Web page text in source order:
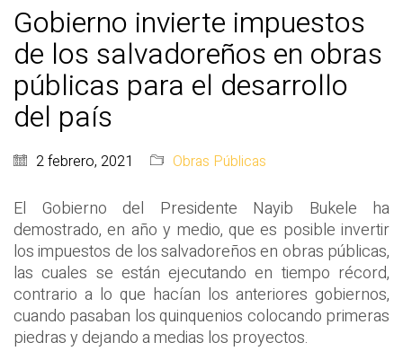
Gobierno invierte impuestos
de los salvadoreños en obras
públicas para el desarrollo
del país
2 febrero, 2021 Obras Públicas
El Gobierno del Presidente Nayib Bukele ha
demostrado, en año y medio, que es posible invertir
los impuestos de los salvadoreños en obras públicas,
las cuales se están ejecutando en tiempo récord,
contrario a lo que hacían los anteriores gobiernos,
cuando pasaban los quinquenios colocando primeras
piedras y dejando a medias los proyectos.